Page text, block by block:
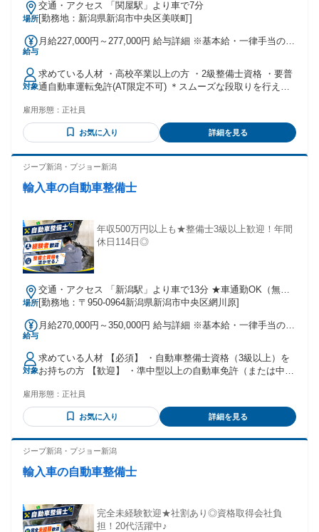
場所
交通・アクセス 「関屋駅」より車で7分
[勤務地：新潟県新潟市中央区美咲町]
給与
月給227,000円～277,000円 給与詳細 ※基本給・一律手当の総
手当】 全員に一律で支払われる通勤・皆勤・家族手当金額：
なし 全員に一律で支払われるその他手当金額：あり 1ヶ月あ
たり7000円 ＜一律手当＞ ・資格手当(2級整備士：7000円) ＜
諸手当＞ ・通勤手当/交通費支給 (650円×片道距離/km、上限
(配偶者：月4000円 他扶養家族：月2000円/人) ＜昇給あり＞
年1回/4月 ＜賞与あり＞ 年2回/7月・12月
対象
求めている人材 ・高校卒業以上の方 ・2級整備士資格 ・要普
通自動車運転免許(AT限定不可) ＊スムーズな段取りを行える
も気を配って業務ができる方を 歓迎します。 ＊自動車整備
士、トラック整備士、 バイク整備士等の経験が活かせます。
雇用形態： 正社員
お気に入り 詳細を見る
ジープ新潟・プジョー新潟
輸入車の自動車整備士
年収500万円以上も★整備士3級以上歓迎！年間
休日114日◎
場所
交通・アクセス 「新潟駅」より車で13分 ★車通勤OK（無料
駐車場完備！）
[勤務地：〒950-0964新潟県新潟市中央区網川原]
給与
月給270,000円～350,000円 給与詳細 ※基本給・一律手当の総
手当】 全員に一律で支払われる通勤・皆勤・家族手当金額：
なし 全員に一律で支払われるその他手当金額：あり 1ヶ月あ
たり2万円 ★基本給250,000円～＋一律一般社員ランク手当
20,000円含む ※経験・能力・前職給与等を考慮の上、規定に
別途全額支給（月平均残業20時間以内） ★昇給年1回 ★賞与
年2回 / 前年度実績3か月分 夏：1.5ヶ月 冬：1.5ヶ月 ◎業績に
よって決算賞与もあり ※初年度は基本賞与なし ⇒ただし本人
実績による支給実績あり！また、入社後8ヶ月勤務で入社祝い
一時金40万円支給実績あり！ ★ランク手当（新人10,000円〜
マネージャークラス45,000円） ★資格手当（月10,000円〜
対象者のみ） 試用・研修期間：3ヶ月 試用・研修期間の条
件：本採用と同じ
対象
求めている人材 【必須】 ・自動車整備士資格（3級以上）を
お持ちの方 【歓迎】 ・準中型以上の自動車免許（または中型
輸入車問わず自動車整備の実務経験がある方 ・車が好きな
方、新しい知識や技術の習得に意欲的な方 ＼ 以下の方、大歓
迎！ ／ ＊経験を活かしてさらに活躍したい方 ＊地元で活躍
自主的に学び、成長したい向上心のある方 ＊安定した環境で
活躍中！
雇用形態： 正社員
お気に入り 詳細を見る
ジープ新潟・プジョー新潟
輸入車の自動車整備士
完全未経験歓迎★社割あり◎資格取得会社負
担！20代活躍中♪